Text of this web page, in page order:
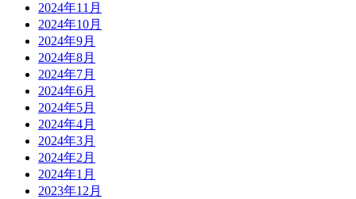
2024年11月
2024年10月
2024年9月
2024年8月
2024年7月
2024年6月
2024年5月
2024年4月
2024年3月
2024年2月
2024年1月
2023年12月